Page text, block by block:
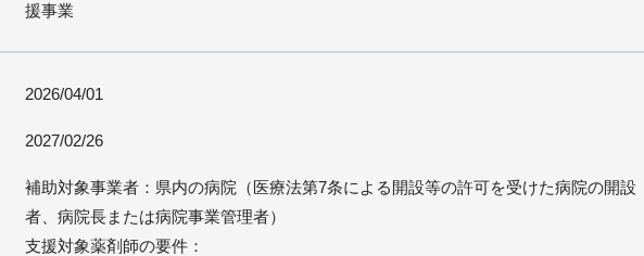
援事業
2026/04/01
2027/02/26
補助対象事業者：県内の病院（医療法第7条による開設等の許可を受けた病院の開設
者、病院長または病院事業管理者）
支援対象薬剤師の要件：